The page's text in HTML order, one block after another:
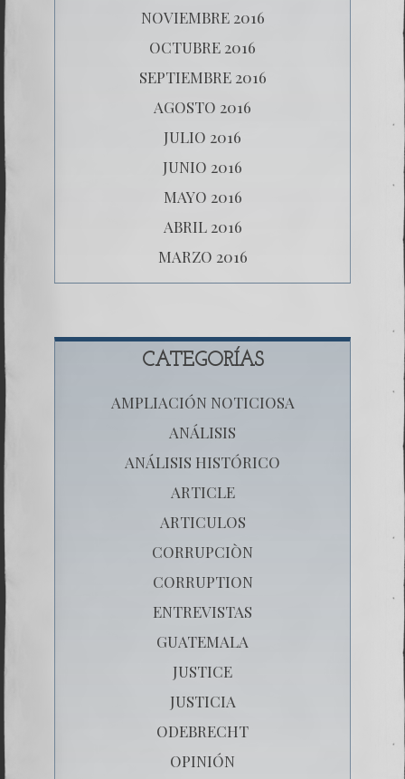
NOVIEMBRE 2016
OCTUBRE 2016
SEPTIEMBRE 2016
AGOSTO 2016
JULIO 2016
JUNIO 2016
MAYO 2016
ABRIL 2016
MARZO 2016
CATEGORÍAS
AMPLIACIÓN NOTICIOSA
ANÁLISIS
ANÁLISIS HISTÓRICO
ARTICLE
ARTICULOS
CORRUPCIÒN
CORRUPTION
ENTREVISTAS
GUATEMALA
JUSTICE
JUSTICIA
ODEBRECHT
OPINIÓN